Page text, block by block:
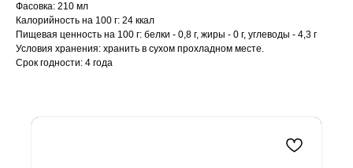
Фасовка: 210 мл
Калорийность на 100 г: 24 ккал
Пищевая ценность на 100 г: белки - 0,8 г, жиры - 0 г, углеводы - 4,3 г
Условия хранения: хранить в сухом прохладном месте.
Срок годности: 4 года